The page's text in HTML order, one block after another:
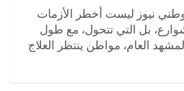
نيوز ليست أخطر الأزمات
بل التي تتحول، مع طول
العام، مواطن ينتظر العلاج